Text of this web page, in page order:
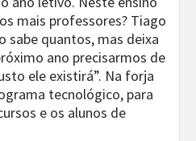
mais professores? Tiago
sabe quantos, mas deixa
ano precisarmos de
ele existirá”. Na forja
tecnológico, para
e os alunos de